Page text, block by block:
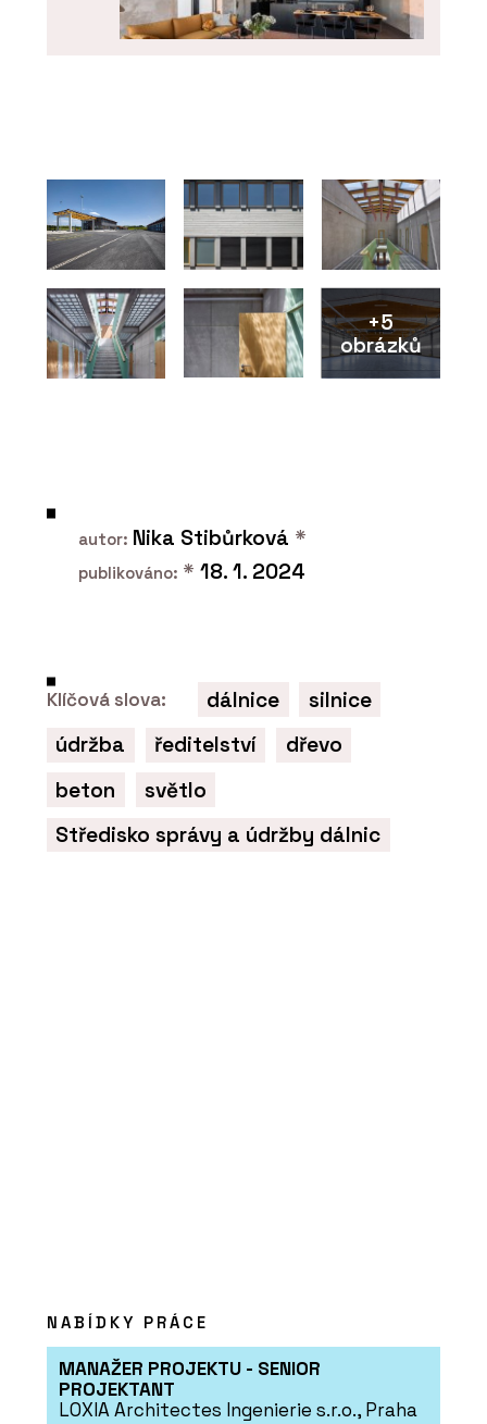
luxusní loftové bydlení s
autovýtahem a výhledem na Prahu
ČLÁNKY
jejich dlouhá životnost a materiál se
dá zároveň dobře recyklovat, říká
+5
obrázků
autor: Nika Stibůrková *
publikováno: * 18. 1. 2024
Klíčová slova: dálnice
silnice
údržba
ředitelství
dřevo
beton
světlo
Středisko správy a údržby dálnic
NABÍDKY PRÁCE
MANAŽER PROJEKTU - SENIOR
PROJEKTANT
LOXIA Architectes Ingenierie s.r.o., Praha